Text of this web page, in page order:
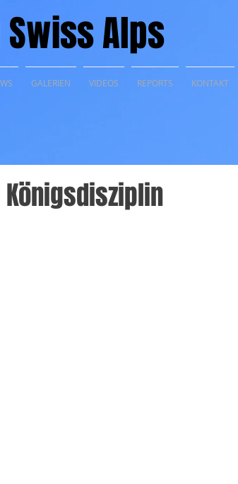
Alps
GALERIEN VIDEOS REPORTS KONTAKT